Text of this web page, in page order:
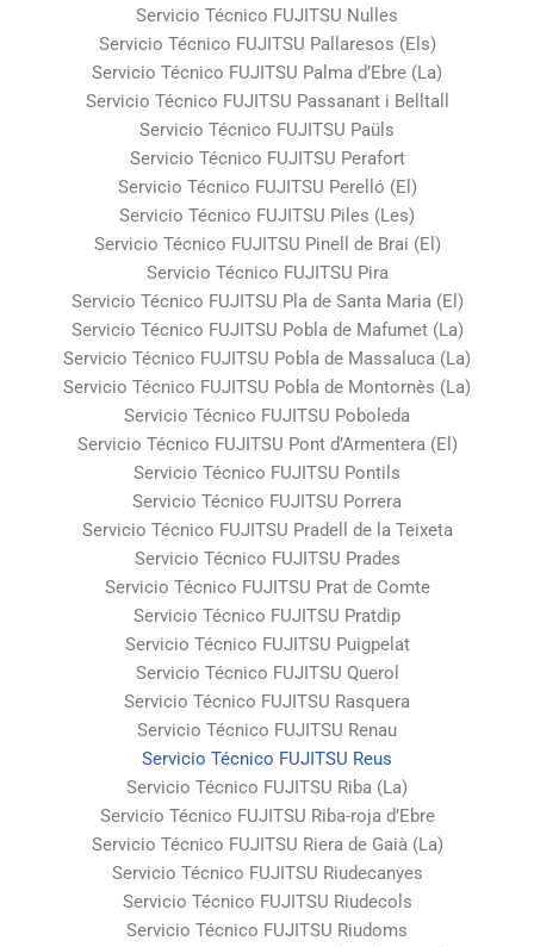
Servicio Técnico FUJITSU Nulles
Servicio Técnico FUJITSU Pallaresos (Els)
Servicio Técnico FUJITSU Palma d’Ebre (La)
Servicio Técnico FUJITSU Passanant i Belltall
Servicio Técnico FUJITSU Paüls
Servicio Técnico FUJITSU Perafort
Servicio Técnico FUJITSU Perelló (El)
Servicio Técnico FUJITSU Piles (Les)
Servicio Técnico FUJITSU Pinell de Brai (El)
Servicio Técnico FUJITSU Pira
Servicio Técnico FUJITSU Pla de Santa Maria (El)
Servicio Técnico FUJITSU Pobla de Mafumet (La)
Servicio Técnico FUJITSU Pobla de Massaluca (La)
Servicio Técnico FUJITSU Pobla de Montornès (La)
Servicio Técnico FUJITSU Poboleda
Servicio Técnico FUJITSU Pont d’Armentera (El)
Servicio Técnico FUJITSU Pontils
Servicio Técnico FUJITSU Porrera
Servicio Técnico FUJITSU Pradell de la Teixeta
Servicio Técnico FUJITSU Prades
Servicio Técnico FUJITSU Prat de Comte
Servicio Técnico FUJITSU Pratdip
Servicio Técnico FUJITSU Puigpelat
Servicio Técnico FUJITSU Querol
Servicio Técnico FUJITSU Rasquera
Servicio Técnico FUJITSU Renau
Servicio Técnico FUJITSU Reus
Servicio Técnico FUJITSU Riba (La)
Servicio Técnico FUJITSU Riba-roja d’Ebre
Servicio Técnico FUJITSU Riera de Gaià (La)
Servicio Técnico FUJITSU Riudecanyes
Servicio Técnico FUJITSU Riudecols
Servicio Técnico FUJITSU Riudoms